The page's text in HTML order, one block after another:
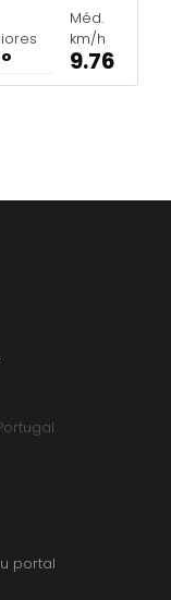
Méd.
km/h
9.76
portal